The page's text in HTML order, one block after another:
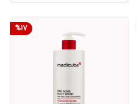
%17